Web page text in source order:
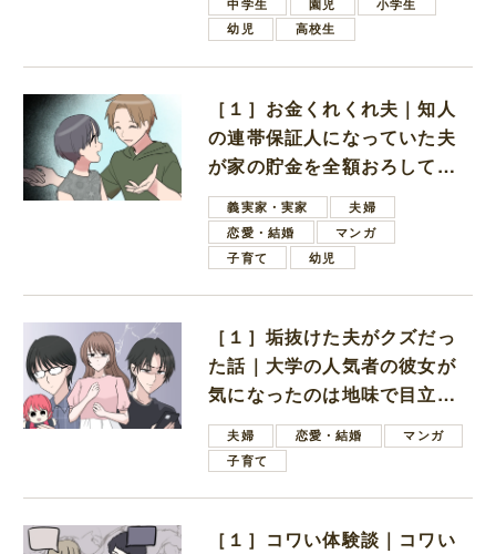
中学生
園児
小学生
幼児
高校生
［１］お金くれくれ夫｜知人
の連帯保証人になっていた夫
が家の貯金を全額おろしてほ
しいと言ってきた
義実家・実家
夫婦
恋愛・結婚
マンガ
子育て
幼児
［１］垢抜けた夫がクズだっ
た話｜大学の人気者の彼女が
気になったのは地味で目立た
ない男子学生
夫婦 恋愛・結婚
マンガ
子育て
［１］コワい体験談｜コワい